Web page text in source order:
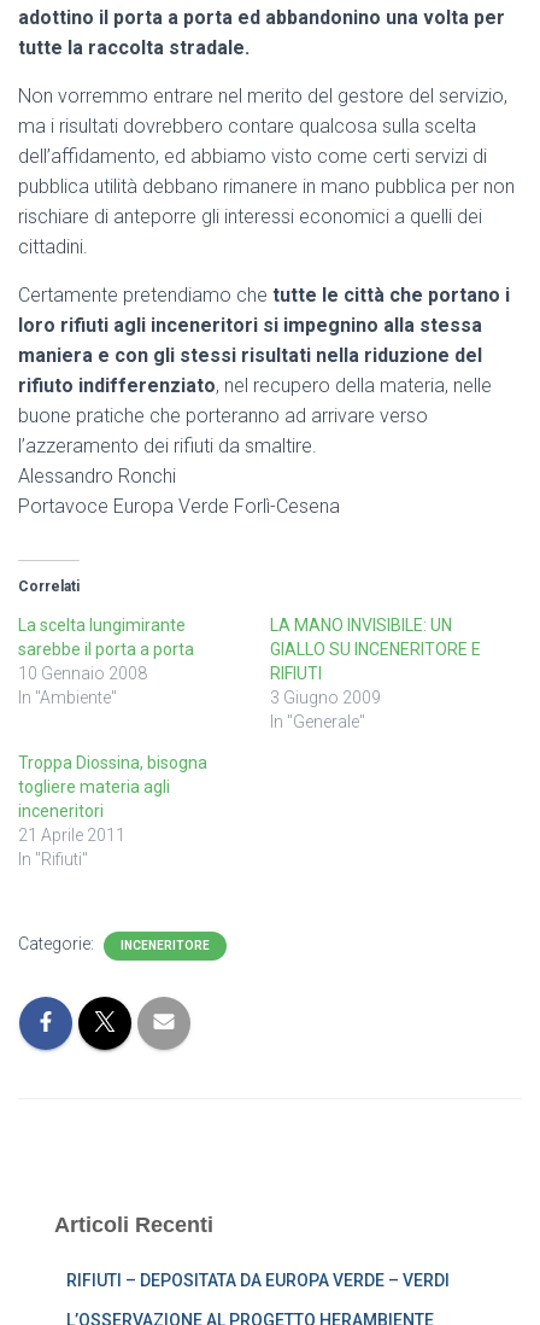
adottino il porta a porta ed abbandonino una volta per
tutte la raccolta stradale.
Non vorremmo entrare nel merito del gestore del servizio,
ma i risultati dovrebbero contare qualcosa sulla scelta
dell’affidamento, ed abbiamo visto come certi servizi di
pubblica utilità debbano rimanere in mano pubblica per non
rischiare di anteporre gli interessi economici a quelli dei
cittadini.
Certamente pretendiamo che tutte le città che portano i
loro rifiuti agli inceneritori si impegnino alla stessa
maniera e con gli stessi risultati nella riduzione del
rifiuto indifferenziato, nel recupero della materia, nelle
buone pratiche che porteranno ad arrivare verso
l’azzeramento dei rifiuti da smaltire.
Alessandro Ronchi
Portavoce Europa Verde Forlì-Cesena
Correlati
La scelta lungimirante
sarebbe il porta a porta
10 Gennaio 2008
In "Ambiente"
LA MANO INVISIBILE: UN
GIALLO SU INCENERITORE E
RIFIUTI
3 Giugno 2009
In "Generale"
Troppa Diossina, bisogna
togliere materia agli
inceneritori
21 Aprile 2011
In "Rifiuti"
Categorie: INCENERITORE
Articoli Recenti
RIFIUTI – DEPOSITATA DA EUROPA VERDE – VERDI
L’OSSERVAZIONE AL PROGETTO HERAMBIENTE